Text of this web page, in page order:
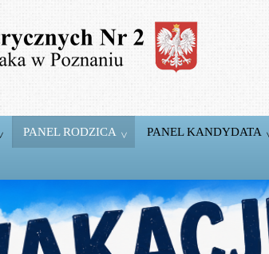
PANEL RODZICA PANEL KANDYDATA